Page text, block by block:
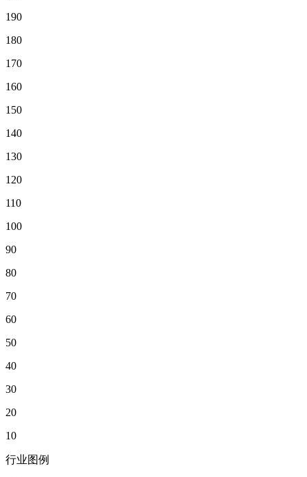
190
180
170
160
150
140
130
120
110
100
90
80
70
60
50
40
30
20
10
行业图例